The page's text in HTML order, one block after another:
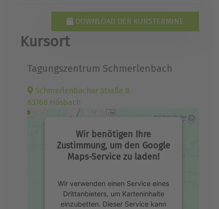
DOWNLOAD DER KURSTERMINE
Kursort
Tagungszentrum Schmerlenbach
Schmerlenbacher Straße 8
63768 Hösbach
Wir benötigen Ihre
Zustimmung, um den Google
Maps-Service zu laden!
Wir verwenden einen Service eines
Drittanbieters, um Karteninhalte
einzubetten. Dieser Service kann